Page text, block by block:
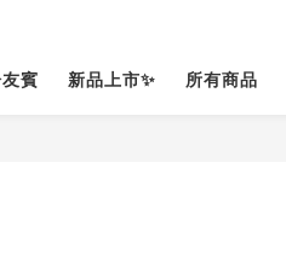
賓 新品上市✨ 所有商品